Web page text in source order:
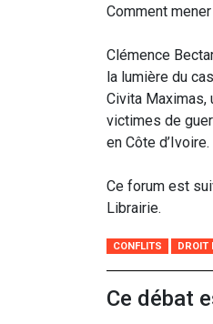
Comment
Clémence
la lumière du
Civita Maximas,
victimes de
en Côte d’Ivoire.
Ce forum est
Librairie.
CONFLITS DROIT
Ce débat